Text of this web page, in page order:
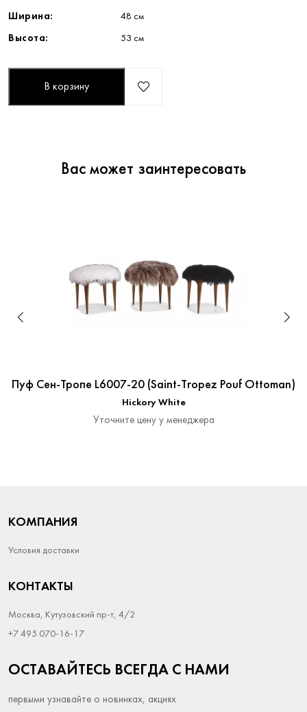
Ширина: 48 см
Высота: 53 см
В корзину
Вас может заинтересовать
Пуф Сен-Тропе L6007-20 (Saint-Tropez Pouf Ottoman)
Hickory White
Уточните цену у менеджера
КОМПАНИЯ
Условия доставки
КОНТАКТЫ
Москва, Кутузовский пр-т, 4/2
+7 495 070-16-17
ОСТАВАЙТЕСЬ ВСЕГДА С НАМИ
первыми узнавайте о новинках, акциях